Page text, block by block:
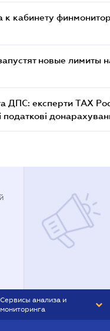
к кабинету
новые
ДПС: експерти TAX
Сервисы анализа и
мониторинга